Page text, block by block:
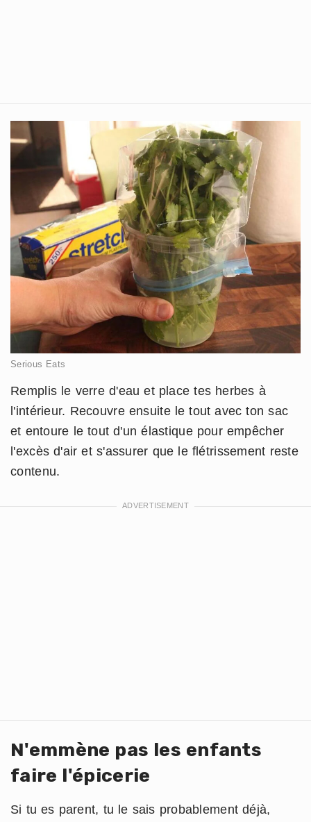
Serious Eats
Remplis le verre d'eau et place tes herbes à
l'intérieur. Recouvre ensuite le tout avec ton sac
et entoure le tout d'un élastique pour empêcher
l'excès d'air et s'assurer que le flétrissement reste
contenu.
N'emmène pas les enfants
faire l'épicerie
Si tu es parent, tu le sais probablement déjà,